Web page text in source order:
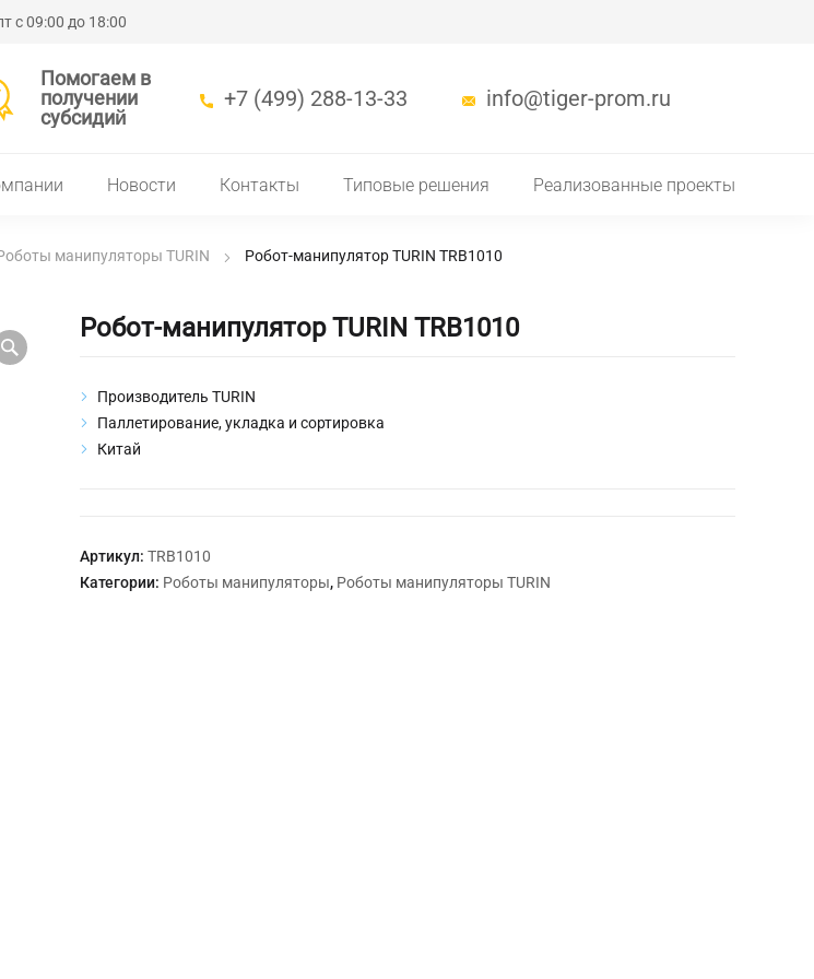
с 09:00 до 18:00
Помогаем в
получении
субсидий
+7 (499) 288-13-33 info@tiger-prom.ru
Новости Контакты Типовые решения Реализованные проекты
манипуляторы TURIN Робот-манипулятор TURIN TRB1010
Робот-манипулятор TURIN TRB1010
Производитель TURIN
Паллетирование, укладка и сортировка
Китай
Артикул: TRB1010
Категории: Роботы манипуляторы, Роботы манипуляторы TURIN